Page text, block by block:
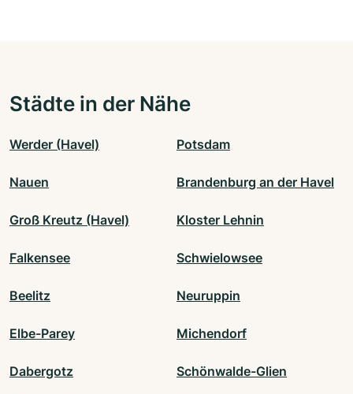
Städte in der Nähe
Werder (Havel) Potsdam
Nauen Brandenburg an der Havel
Groß Kreutz (Havel) Kloster Lehnin
Falkensee Schwielowsee
Beelitz Neuruppin
Elbe-Parey Michendorf
Dabergotz Schönwalde-Glien